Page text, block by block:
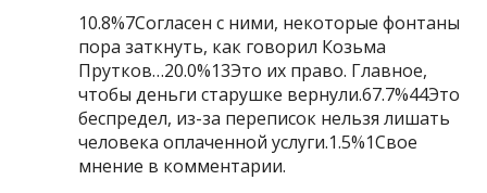
10.8%7Согласен с ними, некоторые фонтаны
пора заткнуть, как говорил Козьма
Прутков…20.0%13Это их право. Главное,
чтобы деньги старушке вернули.67.7%44Это
беспредел, из-за переписок нельзя лишать
человека оплаченной услуги.1.5%1Свое
мнение в комментарии.